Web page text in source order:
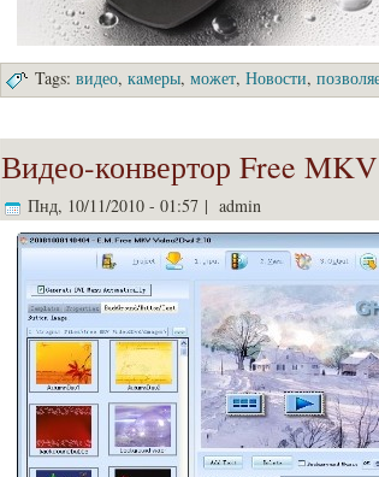
Tags: видео, кaмеры, может, Новости,
Видео-конвертор Free
Пнд, 10/11/2010 - 01:57 | admin